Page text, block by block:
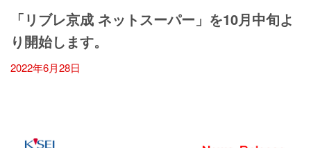
「リブレ京成 ネットスーパー」を10月中旬よ
り開始します。
2022年6月28日